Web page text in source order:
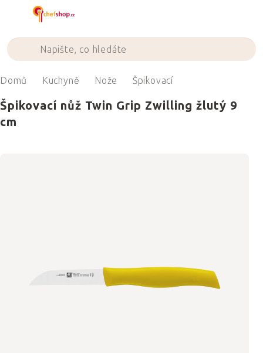
Domů Kuchyně Nože Špikovací
Špikovací nůž Twin Grip Zwilling žlutý 9
cm